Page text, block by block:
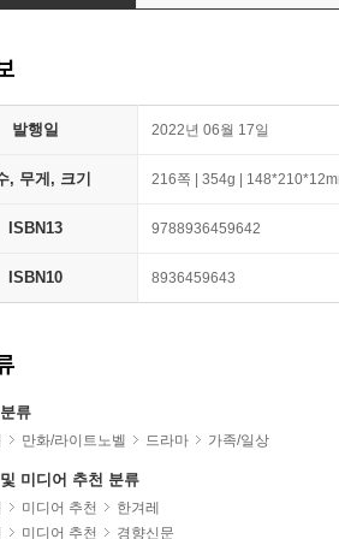
발행일 2022년 06월 17일
, 무게, 크기 216쪽 | 354g |
ISBN13 9788936459642
ISBN10 8936459643
류
만화/라이트노벨 드라마 가족/일상
미디어 추천 분류
미디어 추천
한겨레
미디어 추천 경향신문